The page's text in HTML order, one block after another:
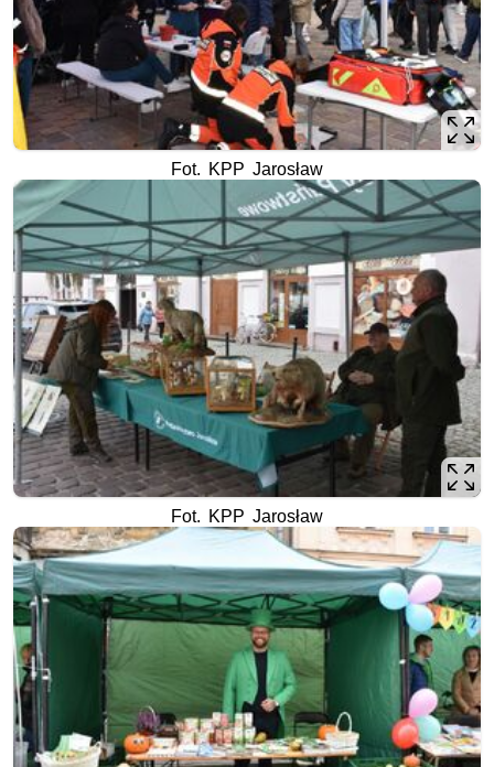
Fot. KPP Jarosław
Fot. KPP Jarosław